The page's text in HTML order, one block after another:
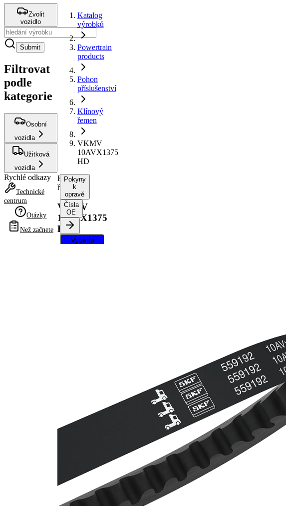
Zvolit
vozidlo
Submit
Filtrovat
podle
kategorie
Osobní
vozidla
Užitková
vozidla
Rychlé odkazy
Technické
centrum
Otázky
Než začnete
Katalog
výrobků
Powertrain
products
Pohon
příslušenství
Klínový
řemen
VKMV
10AVX1375
HD
Klínový
řemen
VKMV
10AVX1375
HD
Pokyny
k
opravě
Čísla
OE
Vyberte